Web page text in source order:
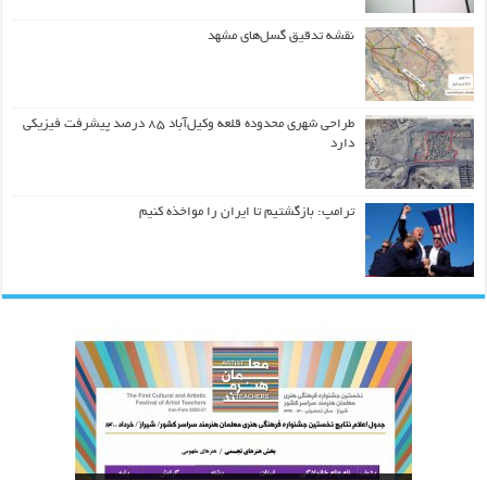
نقشه تدقیق گسل‌های مشهد
طراحی شهری محدوده قلعه وکیل‌آباد ۸۵ درصد پیشرفت فیزیکی
دارد
ترامپ: بازگشتیم تا ایران را مواخذه کنیم